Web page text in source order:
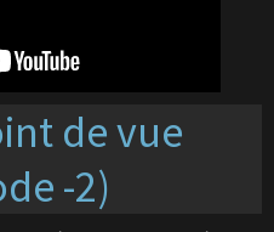
de vue
-2)